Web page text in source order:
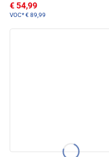
€ 54,99
VOC*€ 89,99